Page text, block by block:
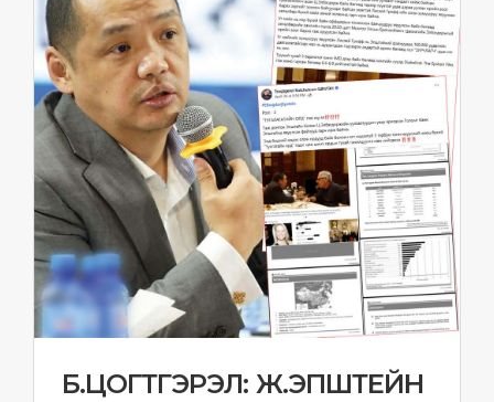
Б.ЦОГТГЭРЭЛ: Ж.ЭПШТЕЙН